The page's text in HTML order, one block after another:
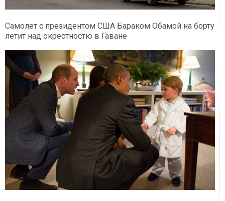
Самолет с президентом США Бараком Обамой на борту
летит над окрестностю в Гаване